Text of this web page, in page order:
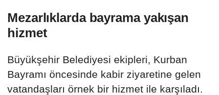
Mezarlıklarda bayrama yakışan
hizmet
Büyükşehir Belediyesi ekipleri, Kurban
Bayramı öncesinde kabir ziyaretine gelen
vatandaşları örnek bir hizmet ile karşıladı.